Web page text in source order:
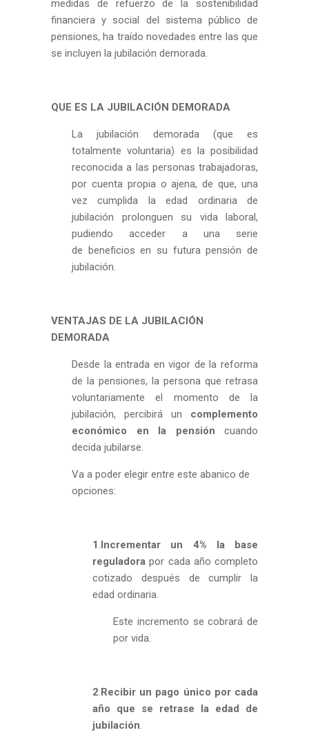
medidas de refuerzo de la sostenibilidad
financiera y social del sistema público de
pensiones, ha traído novedades entre las que
se incluyen la jubilación demorada.
QUE ES LA JUBILACIÓN DEMORADA
La jubilación demorada (que es
totalmente voluntaria) es la posibilidad
reconocida a las personas trabajadoras,
por cuenta propia o ajena, de que, una
vez cumplida la edad ordinaria de
jubilación prolonguen su vida laboral,
pudiendo acceder a una serie
de beneficios en su futura pensión de
jubilación.
VENTAJAS DE LA JUBILACIÓN
DEMORADA
Desde la entrada en vigor de la reforma
de la pensiones, la persona que retrasa
voluntariamente el momento de la
jubilación, percibirá un complemento
económico en la pensión cuando
decida jubilarse.
Va a poder elegir entre este abanico de
opciones:
1 .Incrementar un 4% la base
reguladorapor cada año completo
cotizado después de cumplir la
edad ordinaria.
Este incremento se cobrará de
por vida.
2.Recibir un pago único por cada
año que se retrase la edad de
jubilación.